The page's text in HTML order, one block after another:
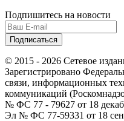
Подпишитесь на новости
© 2015 - 2026 Сетевое
Зарегистрировано
связи, информационных
коммуникаций
№ ФС 77 - 79627 от 18
Эл № ФС 77-59331 от 18